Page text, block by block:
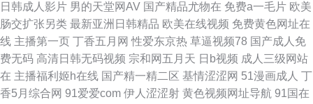
視頻觀看 黄色大片9199 国产午夜福利一区在线 激情婷婷激情 黑料AV社区
成人福利社区 AV高清午夜福利影院 91美眉网 91n少女在线视频 午夜在线电
影 欧美专区第六页 日本福利精品每日更新 欧美亚另类风情 在线观看啪啪视
日韩成人影片 男的天堂网AV 国产精品尤物在 免费a一毛片 欧美
肠交扩张另类 最新亚洲日韩精品 欧美在线视频 免费黄色网址在
线 主播第一页 丁香五月网 性爱东京热 草逼视频78 国产成人免
费无码 高清日韩无码视频 宗和网五月天 日b视频 成人三级网站
在 主播福利姬h在线 国产精一精二区 基情涩涩网 51漫画成人 丁
香5月综合网 91爱爱com 伊人涩涩射 黄色视频网址导航 91国在